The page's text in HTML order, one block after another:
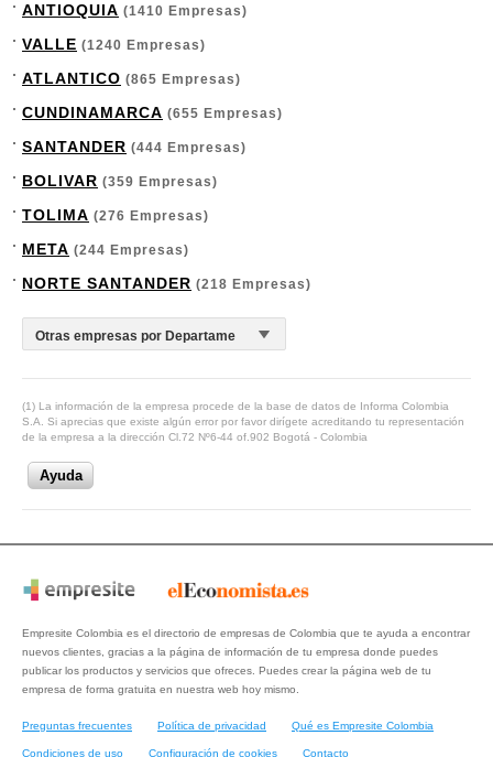
ANTIOQUIA (1410 Empresas)
VALLE (1240 Empresas)
ATLANTICO (865 Empresas)
CUNDINAMARCA (655 Empresas)
SANTANDER (444 Empresas)
BOLIVAR (359 Empresas)
TOLIMA (276 Empresas)
META (244 Empresas)
NORTE SANTANDER (218 Empresas)
(1) La información de la empresa procede de la base de datos de Informa Colombia
S.A. Si aprecias que existe algún error por favor dirígete acreditando tu representación
de la empresa a la dirección Cl.72 Nº6-44 of.902 Bogotá - Colombia
Ayuda
Empresite Colombia es el directorio de empresas de Colombia que te ayuda a encontrar
nuevos clientes, gracias a la página de información de tu empresa donde puedes
publicar los productos y servicios que ofreces. Puedes crear la página web de tu
empresa de forma gratuita en nuestra web hoy mismo.
Preguntas frecuentes Política de privacidad Qué es Empresite Colombia
Condiciones de uso Configuración de cookies Contacto